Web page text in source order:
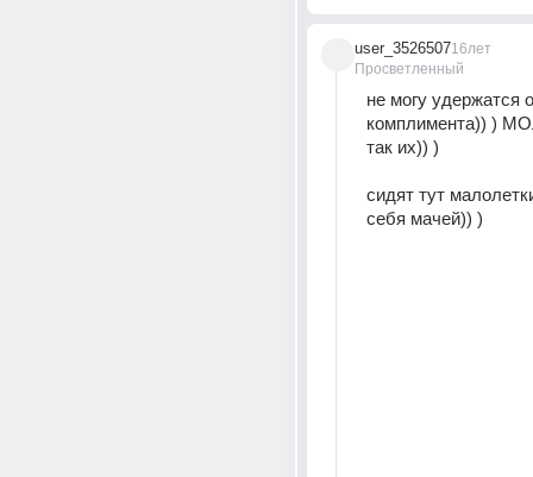
user_3526507
Просветленный
16лет
не могу удержатся
комплимента)) )
так их)) )
сидят тут
себя мачей)) )